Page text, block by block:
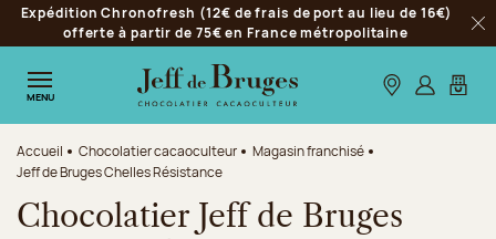
Aller à la navigation
Aller au contenu principal
Aller au pied de page
Expédition Chronofresh (12€ de frais de port au lieu de 16€)
offerte à partir de 75€ en France métropolitaine
MENU Nos boutiques
S’identifier
Mon
Accueil Chocolatier cacaoculteur
Magasin franchisé
Jeff de Bruges Chelles Résistance
Chocolatier Jeff de Bruges